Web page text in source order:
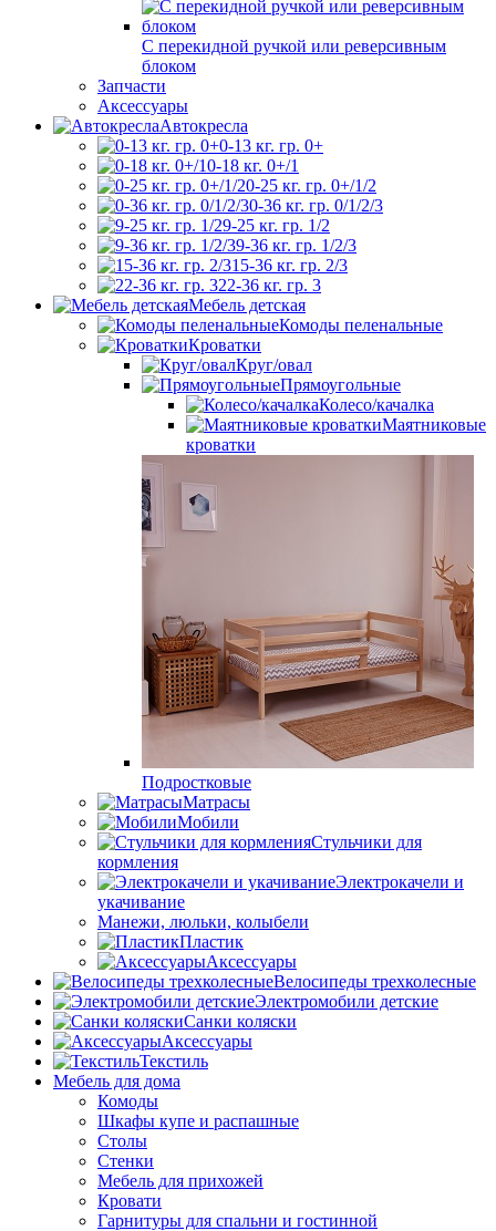
С перекидной ручкой или реверсивным
блоком
Запчасти
Аксессуары
Автокресла
0-13 кг. гр. 0+
0-18 кг. 0+/1
0-25 кг. гр. 0+/1/2
0-36 кг. гр. 0/1/2/3
9-25 кг. гр. 1/2
9-36 кг. гр. 1/2/3
15-36 кг. гр. 2/3
22-36 кг. гр. 3
Мебель детская
Комоды пеленальные
Кроватки
Круг/овал
Прямоугольные
Колесо/качалка
Маятниковые
кроватки
Подростковые
Матрасы
Мобили
Стульчики для
кормления
Электрокачели и
укачивание
Манежи, люльки, колыбели
Пластик
Аксессуары
Велосипеды трехколесные
Электромобили детские
Санки коляски
Аксессуары
Текстиль
Мебель для дома
Комоды
Шкафы купе и распашные
Столы
Стенки
Мебель для прихожей
Кровати
Гарнитуры для спальни и гостинной